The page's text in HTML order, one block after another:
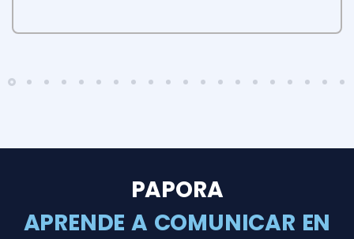
PAPORA
APRENDE A COMUNICAR EN